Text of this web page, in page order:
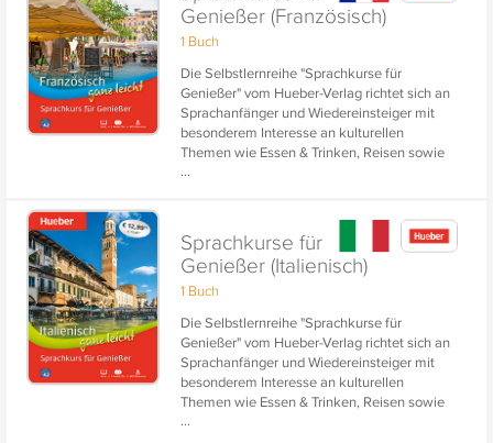
Genießer (Französisch)
1 Buch
Die Selbstlernreihe "Sprachkurse für
Genießer" vom Hueber-Verlag richtet sich an
Sprachanfänger und Wiedereinsteiger mit
besonderem Interesse an kulturellen
Themen wie Essen & Trinken, Reisen sowie
Gesundheit, Sport und Wellness.
...
Sprachkurse für
Genießer (Italienisch)
1 Buch
Die Selbstlernreihe "Sprachkurse für
Genießer" vom Hueber-Verlag richtet sich an
Sprachanfänger und Wiedereinsteiger mit
besonderem Interesse an kulturellen
Themen wie Essen & Trinken, Reisen sowie
Gesundheit, Sport und Wellness.
...